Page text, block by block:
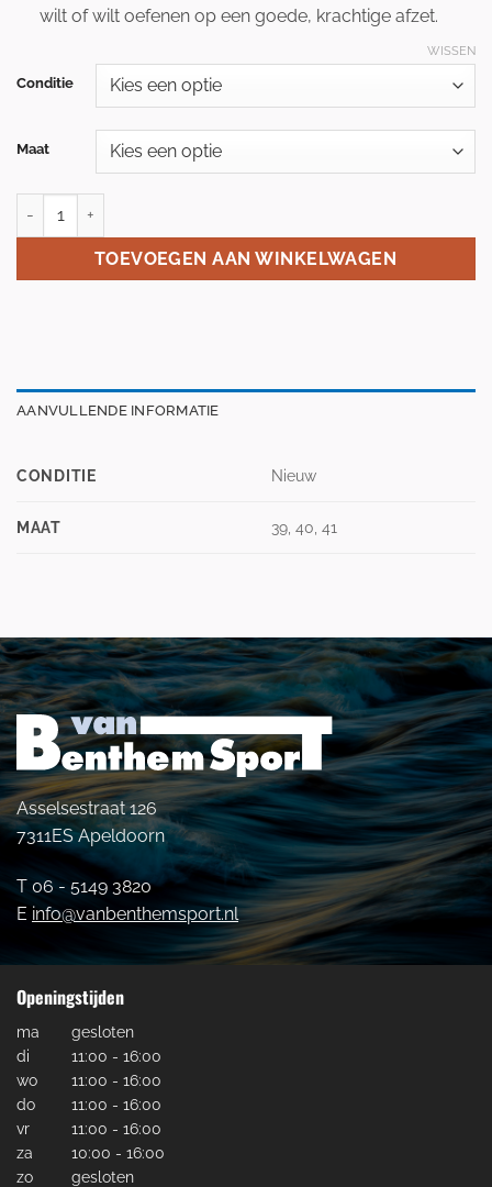
wilt of wilt oefenen op een goede, krachtige afzet.
Conditie
Maat
WISSEN
TOEVOEGEN AAN WINKELWAGEN
AANVULLENDE INFORMATIE
CONDITIE Nieuw
MAAT 39, 40, 41
Asselsestraat 126
7311ES Apeldoorn
T 06 - 5149 3820
E info@vanbenthemsport.nl
Openingstijden
ma
gesloten
di
11:00 - 16:00
wo
11:00 - 16:00
do
11:00 - 16:00
vr
11:00 - 16:00
za
10:00 - 16:00
zo
gesloten